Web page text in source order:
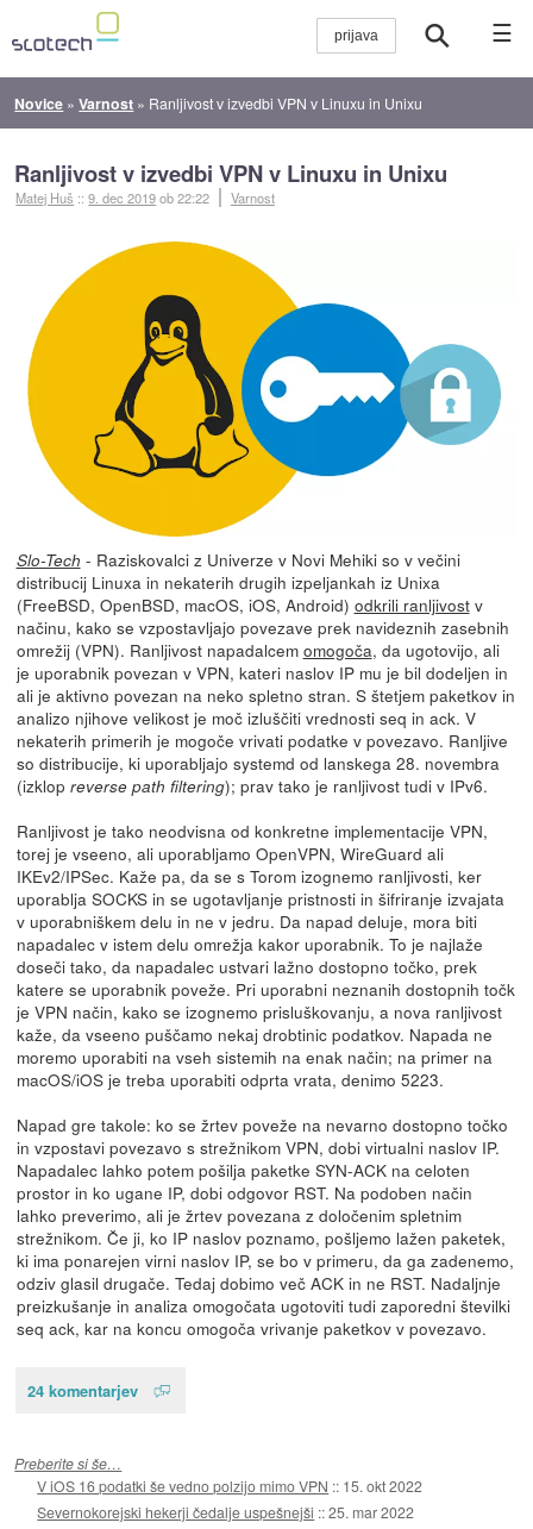
☰
Novice »Varnost » Ranljivost v izvedbi VPN v Linuxu in Unixu
Ranljivost v izvedbi VPN v Linuxu in Unixu
Matej Huš ::9. dec 2019ob 22:22 Varnost
Slo-Tech - Raziskovalci z Univerze v Novi Mehiki so v večini
distribucij Linuxa in nekaterih drugih izpeljankah iz Unixa
(FreeBSD, OpenBSD, macOS, iOS, Android) odkrili ranljivostv
načinu, kako se vzpostavljajo povezave prek navideznih zasebnih
omrežij (VPN). Ranljivost napadalcem omogoča, da ugotovijo, ali
je uporabnik povezan v VPN, kateri naslov IP mu je bil dodeljen in
ali je aktivno povezan na neko spletno stran. S štetjem paketkov in
analizo njihove velikost je moč izluščiti vrednosti seq in ack. V
nekaterih primerih je mogoče vrivati podatke v povezavo. Ranljive
so distribucije, ki uporabljajo systemd od lanskega 28. novembra
(izklop reverse path filtering); prav tako je ranljivost tudi v IPv6.
Ranljivost je tako neodvisna od konkretne implementacije VPN,
torej je vseeno, ali uporabljamo OpenVPN, WireGuard ali
IKEv2/IPSec. Kaže pa, da se s Torom izognemo ranljivosti, ker
uporablja SOCKS in se ugotavljanje pristnosti in šifriranje izvajata
v uporabniškem delu in ne v jedru. Da napad deluje, mora biti
napadalec v istem delu omrežja kakor uporabnik. To je najlaže
doseči tako, da napadalec ustvari lažno dostopno točko, prek
katere se uporabnik poveže. Pri uporabni neznanih dostopnih točk
je VPN način, kako se izognemo prisluškovanju, a nova ranljivost
kaže, da vseeno puščamo nekaj drobtinic podatkov. Napada ne
moremo uporabiti na vseh sistemih na enak način; na primer na
macOS/iOS je treba uporabiti odprta vrata, denimo 5223.
Napad gre takole: ko se žrtev poveže na nevarno dostopno točko
in vzpostavi povezavo s strežnikom VPN, dobi virtualni naslov IP.
Napadalec lahko potem pošilja paketke SYN-ACK na celoten
prostor in ko ugane IP, dobi odgovor RST. Na podoben način
lahko preverimo, ali je žrtev povezana z določenim spletnim
strežnikom. Če ji, ko IP naslov poznamo, pošljemo lažen paketek,
ki ima ponarejen virni naslov IP, se bo v primeru, da ga zadenemo,
odziv glasil drugače. Tedaj dobimo več ACK in ne RST. Nadaljnje
preizkušanje in analiza omogočata ugotoviti tudi zaporedni številki
seq ack, kar na koncu omogoča vrivanje paketkov v povezavo.
24 komentarjev
Preberite si še…
V iOS 16 podatki še vedno polzijo mimo VPN :: 15. okt 2022
Severnokorejski hekerji čedalje uspešnejši ::25. mar 2022